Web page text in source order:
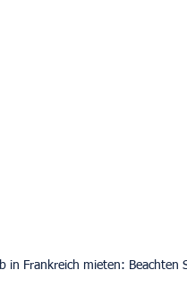
in Frankreich mieten: Beachten